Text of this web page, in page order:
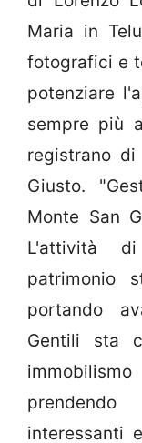
Maria in
fotografici e
potenziare
sempre più
registrano
Giusto.
Monte San
L'attività
patrimonio
portando
Gentili sta
interessanti